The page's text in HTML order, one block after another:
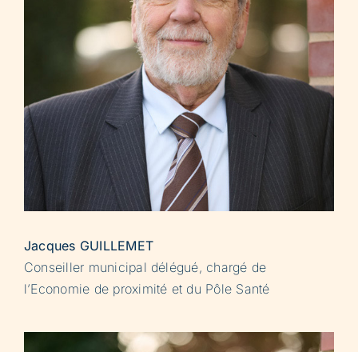
Jacques GUILLEMET
Conseiller municipal délégué, chargé de
l’Economie de proximité et du Pôle Santé